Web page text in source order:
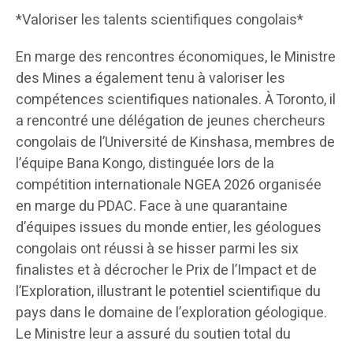
*Valoriser les talents scientifiques congolais*
En marge des rencontres économiques, le Ministre
des Mines a également tenu à valoriser les
compétences scientifiques nationales. À Toronto, il
a rencontré une délégation de jeunes chercheurs
congolais de l’Université de Kinshasa, membres de
l’équipe Bana Kongo, distinguée lors de la
compétition internationale NGEA 2026 organisée
en marge du PDAC. Face à une quarantaine
d’équipes issues du monde entier, les géologues
congolais ont réussi à se hisser parmi les six
finalistes et à décrocher le Prix de l’Impact et de
l’Exploration, illustrant le potentiel scientifique du
pays dans le domaine de l’exploration géologique.
Le Ministre leur a assuré du soutien total du